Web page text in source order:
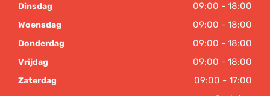
Dinsdag 09:00 - 18:00
Woensdag 09:00 - 18:00
Donderdag 09:00 - 18:00
Vrijdag 09:00 - 18:00
Zaterdag 09:00 - 17:00